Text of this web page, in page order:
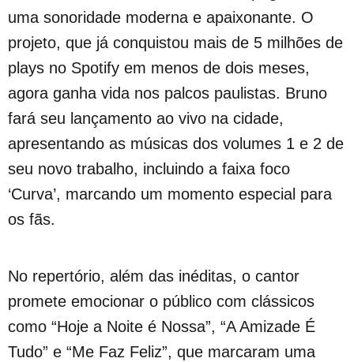
uma sonoridade moderna e apaixonante. O
projeto, que já conquistou mais de 5 milhões de
plays no Spotify em menos de dois meses,
agora ganha vida nos palcos paulistas. Bruno
fará seu lançamento ao vivo na cidade,
apresentando as músicas dos volumes 1 e 2 de
seu novo trabalho, incluindo a faixa foco
‘Curva’, marcando um momento especial para
os fãs.
No repertório, além das inéditas, o cantor
promete emocionar o público com clássicos
como “Hoje a Noite é Nossa”, “A Amizade É
Tudo” e “Me Faz Feliz”, que marcaram uma